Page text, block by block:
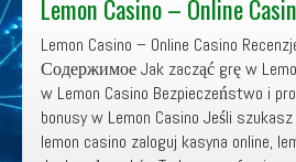
na
Polskę
–
Bonusy,
Promocje
i
Lemon Casino – Online
Lemon Casino – Online Casino
Содержимое Jak zacząć grę w
w Lemon Casino Bezpieczeństwo i
bonusy w Lemon Casino Jeśli
lemon casino zaloguj kasyna online,